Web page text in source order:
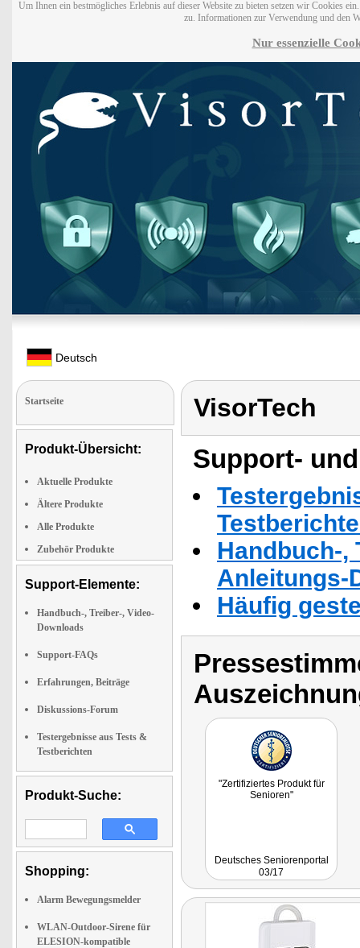
Um Ihnen ein bestmögliches Erlebnis auf dieser Website zu bieten setzen wir Cookies
zu. Informationen zur Verwendung und den
Nur essenzielle
Deutsch
Startseite
Produkt-Übersicht:
Aktuelle Produkte
Ältere Produkte
Alle Produkte
Zubehör Produkte
Support-Elemente:
Handbuch-, Treiber-, Video-
Downloads
Support-FAQs
Erfahrungen, Beiträge
Diskussions-Forum
Testergebnisse aus Tests &
Testberichten
Produkt-Suche:
Shopping:
Alarm Bewegungsmelder
WLAN-Outdoor-Sirene für
ELESION-kompatible
VisorTech
Support-
Handbuch-,
Anleitungs-
Häufig
"Zertifiziertes Produkt für
Senioren"
Deutsches Seniorenportal
03/17